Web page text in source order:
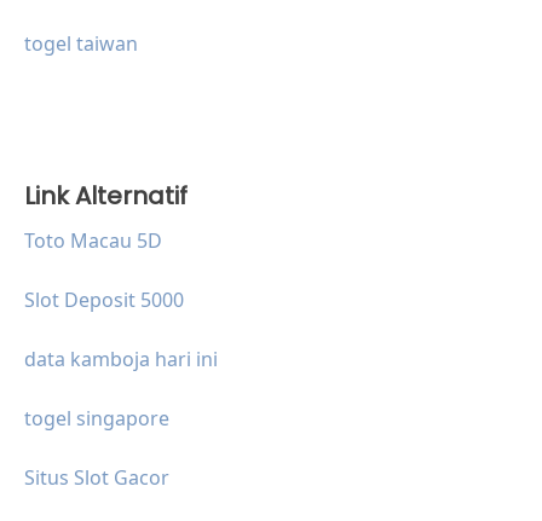
togel taiwan
Link Alternatif
Toto Macau 5D
Slot Deposit 5000
data kamboja hari ini
togel singapore
Situs Slot Gacor